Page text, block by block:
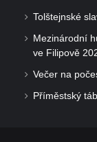
Tolštejnské
Mezinárodní
ve Filipově
Večer na
Příměstský